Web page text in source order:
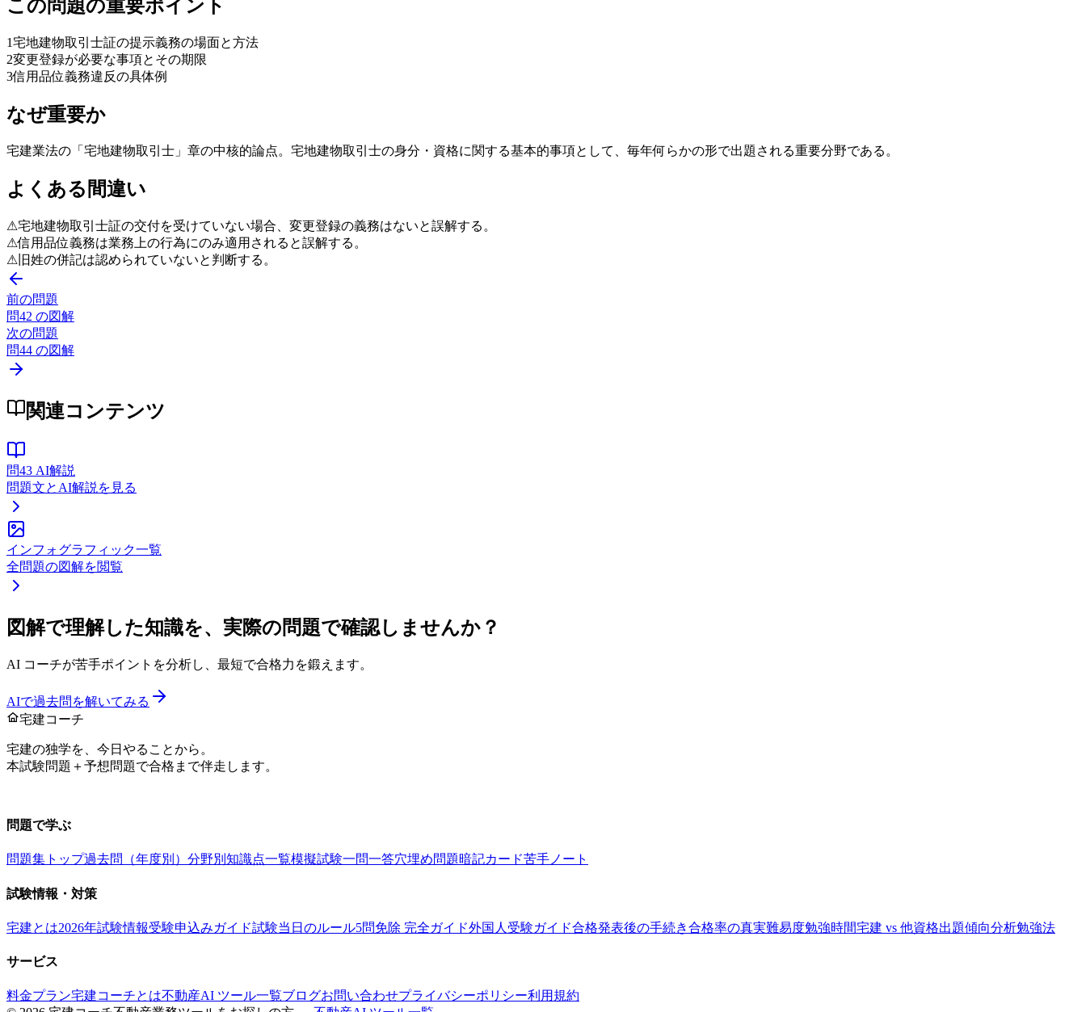
この問題の重要ポイント
1宅地建物取引士証の提示義務の場面と方法
2変更登録が必要な事項とその期限
3信用品位義務違反の具体例
なぜ重要か
宅建業法の「宅地建物取引士」章の中核的論点。宅地建物取引士の身分・資格に関する基本的事項として、毎年何らかの形で出題される重要分野である。
よくある間違い
⚠宅地建物取引士証の交付を受けていない場合、変更登録の義務はないと誤解する。
⚠信用品位義務は業務上の行為にのみ適用されると誤解する。
⚠ 旧姓の併記は認められていないと判断する。
前の問題
問42 の図解
次の問題
問44 の図解
関連コンテンツ
問43 AI解説
問題文とAI解説を見る
インフォグラフィック一覧
全問題の図解を閲覧
図解で理解した知識を、実際の問題で確認しませんか？
AI コーチが苦手ポイントを分析し、最短で合格力を鍛えます。
AIで過去問を解いてみる
宅建コーチ
宅建の独学を、今日やることから。
本試験問題＋予想問題で合格まで伴走します。
問題で学ぶ
問題集トップ過去問（年度別） 分野別 知識点一覧模擬試験一問一答穴埋め問題暗記カード苦手ノート
試験情報・対策
宅建とは2026年試験情報受験申込みガイド試験当日のルール5問免除 完全ガイド外国人受験ガイド合格発表後の手続き合格率の真実難易度勉強時間宅建 vs 他資格出題傾向分析勉強法
サービス
料金プラン宅建コーチとは不動産AI ツール一覧ブログお問い合わせプライバシーポリシー利用規約